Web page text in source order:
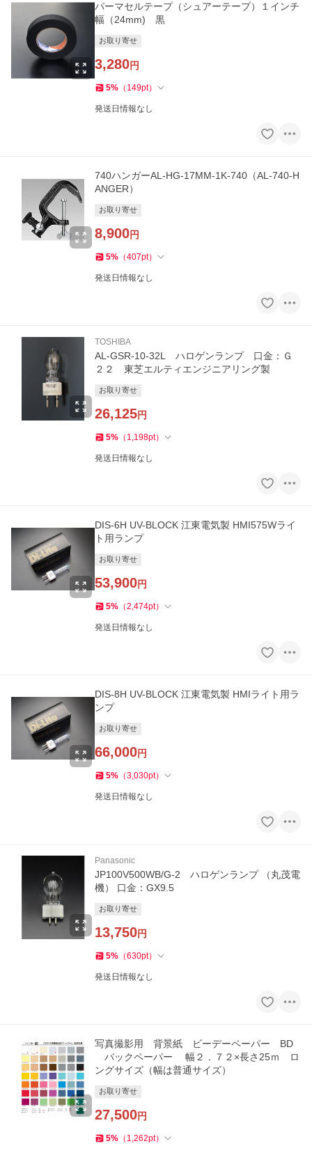
パーマセルテープ（シュアーテープ）１インチ
幅（24mm) 黒
お取り寄せ
3,280円
5% （ 149pt）
発送日情報なし
740ハンガーAL-HG-17MM-1K-740（AL-740-H
ANGER）
お取り寄せ
8,900円
5% （407pt）
発送日情報なし
TOSHIBA
AL-GSR-10-32L ハロゲンランプ 口金：Ｇ
２２ 東芝エルティエンジニアリング製
お取り寄せ
26,125円
5% （ 1,198pt）
発送日情報なし
DIS-6H UV-BLOCK 江東電気製 HMI575Wライ
ト用ランプ
お取り寄せ
53,900円
5% （2,474pt）
発送日情報なし
DIS-8H UV-BLOCK 江東電気製 HMIライト用ラ
ンプ
お取り寄せ
66,000円
5% （3,030pt）
発送日情報なし
Panasonic
JP100V500WB/G-2 ハロゲンランプ （丸茂電
機） 口金：GX9.5
お取り寄せ
13,750円
5% （630pt）
発送日情報なし
写真撮影用 背景紙 ビーデーペーパー BD
バックペーパー 幅２．７２×長さ25ｍ ロ
ングサイズ（幅は普通サイズ）
お取り寄せ
27,500円
5% （ 1,262pt）